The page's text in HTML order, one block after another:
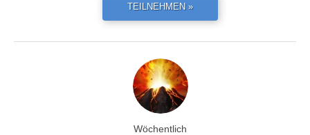
TEILNEHMEN »
Wöchentlich